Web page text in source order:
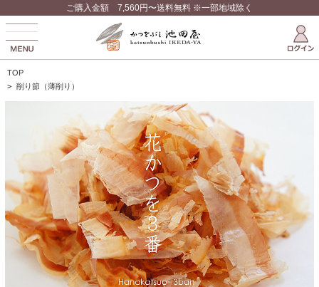
ご購入金額 7,560円〜送料無料 ※一部地域除く
TOP
> 削り節（薄削り）